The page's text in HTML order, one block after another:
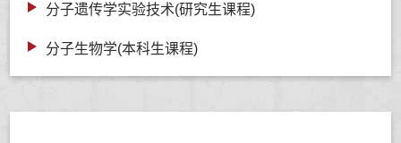
分子遗传学实验技术(研究生课程)
分子生物学(本科生课程)